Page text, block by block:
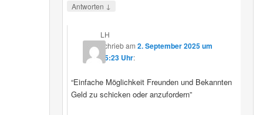
Antworten ↓
LH
schriebam2. September 2025 um
15:23 Uhr:
“Einfache Möglichkeit Freunden und Bekannten
Geld zu schicken oder anzufordern”